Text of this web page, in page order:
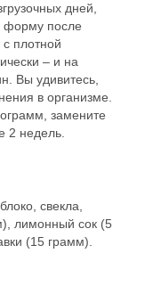
дней,
форму после
плотной
– и на
Вы удивитесь,
в организме.
замените
2 недель.
свекла,
лимонный сок (5
(15 грамм).